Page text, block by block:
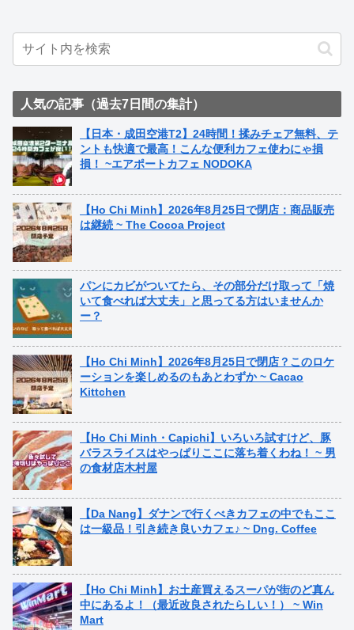
人気の記事（過去7日間の集計）
【日本・成田空港T2】24時間！揉みチェア無料、テ
ントも快適で最高！こんな便利カフェ使わにゃ損
損！ ~エアポートカフェ NODOKA
【Ho Chi Minh】2026年8月25日で閉店：商品販売
は継続 ~ The Cocoa Project
パンにカビがついてたら、その部分だけ取って「焼
いて食べれば大丈夫」と思ってる方はいませんか
ー？
【Ho Chi Minh】2026年8月25日で閉店？このロケ
ーションを楽しめるのもあとわずか ~ Cacao
Kittchen
【Ho Chi Minh・Capichi】いろいろ試すけど、豚
バラスライスはやっぱりここに落ち着くわね！ ~ 男
の食材店木村屋
【Da Nang】ダナンで行くべきカフェの中でもここ
は一級品！引き続き良いカフェ♪ ~ Dng. Coffee
【Ho Chi Minh】お土産買えるスーパが街のど真ん
中にあるよ！（最近改良されたらしい！） ~ Win
Mart